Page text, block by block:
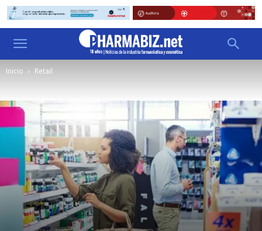
Inicio Retail